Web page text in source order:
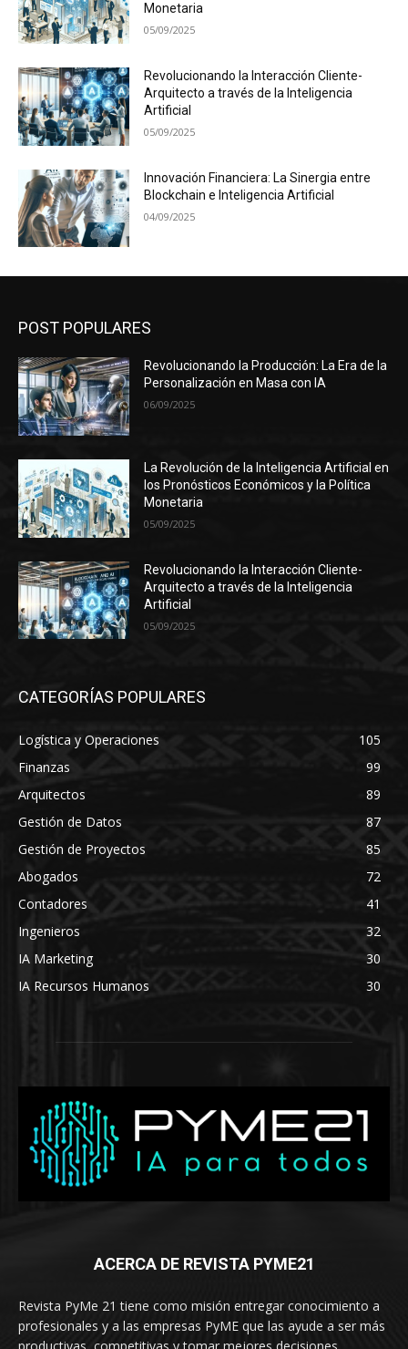
Monetaria
05/09/2025
Revolucionando la Interacción Cliente-
Arquitecto a través de la Inteligencia
Artificial
05/09/2025
Innovación Financiera: La Sinergia entre
Blockchain e Inteligencia Artificial
04/09/2025
POST POPULARES
Revolucionando la Producción: La Era de la
Personalización en Masa con IA
06/09/2025
La Revolución de la Inteligencia Artificial en
los Pronósticos Económicos y la Política
Monetaria
05/09/2025
Revolucionando la Interacción Cliente-
Arquitecto a través de la Inteligencia
Artificial
05/09/2025
CATEGORÍAS POPULARES
Logística y Operaciones
105
Finanzas
99
Arquitectos
89
Gestión de Datos
87
Gestión de Proyectos
85
Abogados
72
Contadores
41
Ingenieros
32
IA Marketing
30
IA Recursos Humanos
30
ACERCA DE REVISTA PYME21
Revista PyMe 21 tiene como misión entregar conocimiento a
profesionales y a las empresas PyME que las ayude a ser más